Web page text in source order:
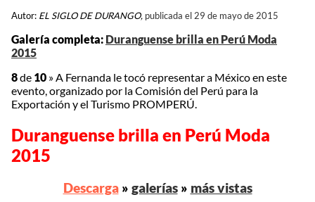
Autor: EL SIGLO DE DURANGO, publicada el 29 de mayo de 2015
Galería completa: Duranguense brilla en Perú Moda
2015
8de 10 »A Fernanda le tocó representar a México en este
evento, organizado por la Comisión del Perú para la
Exportación y el Turismo PROMPERÚ.
Duranguense brilla en Perú Moda
2015
Descarga» galerías» más vistas